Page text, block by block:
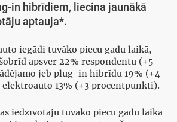
in hibrīdiem, liecina jaunākā
aptauja*.
iegādi tuvāko piecu gadu laikā,
apsver 22% respondentu (+5
jeb plug-in hibrīdu 19% (+4
13% (+3 procentpunkti).
iedzīvotāju tuvāko piecu gadu laikā